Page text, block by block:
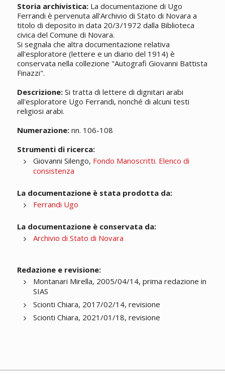
Storia archivistica:La documentazione di Ugo
Ferrandi è pervenuta all'Archivio di Stato di Novara a
titolo di deposito in data 20/3/1972 dalla Biblioteca
civica del Comune di Novara.
Si segnala che altra documentazione relativa
all'esploratore (lettere e un diario del 1914) è
conservata nella collezione "Autografi Giovanni Battista
Finazzi".
Descrizione:Si tratta di lettere di dignitari arabi
all'esploratore Ugo Ferrandi, nonché di alcuni testi
religiosi arabi.
Numerazione:nn. 106-108
Strumenti di ricerca:
Giovanni Silengo, Fondo Manoscritti. Elenco di
consistenza
La documentazione è stata prodotta da:
Ferrandi Ugo
La documentazione è conservata da:
Archivio di Stato di Novara
Redazione e revisione:
Montanari Mirella, 2005/04/14, prima redazione in
SIAS
Scionti Chiara, 2017/02/14, revisione
Scionti Chiara, 2021/01/18, revisione